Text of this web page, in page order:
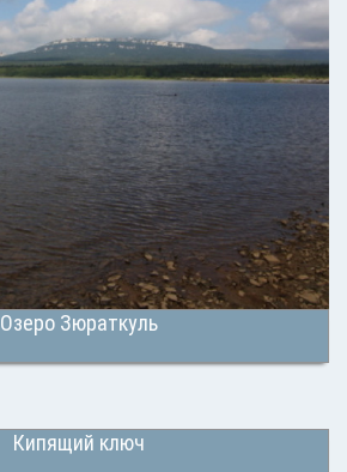
Озеро Зюраткуль
Кипящий ключ